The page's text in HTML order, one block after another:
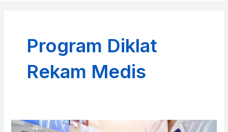
Program Diklat
Rekam Medis